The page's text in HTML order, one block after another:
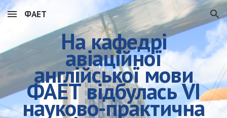
Skip to main content Skip to navigation
ФАЕТ
На кафедрі
авіаційної
англійської мови
ФАЕТ відбулась VI
науково-практична